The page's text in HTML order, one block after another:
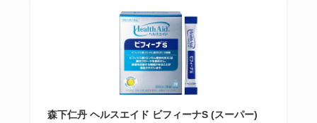
森下仁丹 ヘルスエイド ビフィーナS (スーパー)